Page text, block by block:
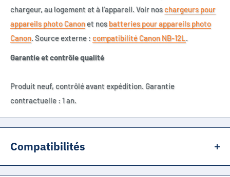
chargeur, au logement et à l’appareil. Voir noschargeurs pour
appareils photo Canonet nosbatteries pour appareils photo
Canon. Source externe : compatibilité Canon NB-12L.
Garantie et contrôle qualité
Produit neuf, contrôlé avant expédition. Garantie
contractuelle : 1 an.
Compatibilités